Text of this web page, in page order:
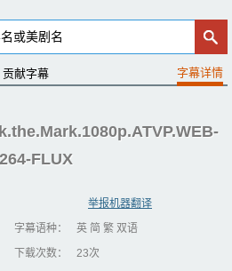
贡献字幕
FLUX
举报机器翻译
字幕语种：
英 简 繁 双语
下载次数：
23次